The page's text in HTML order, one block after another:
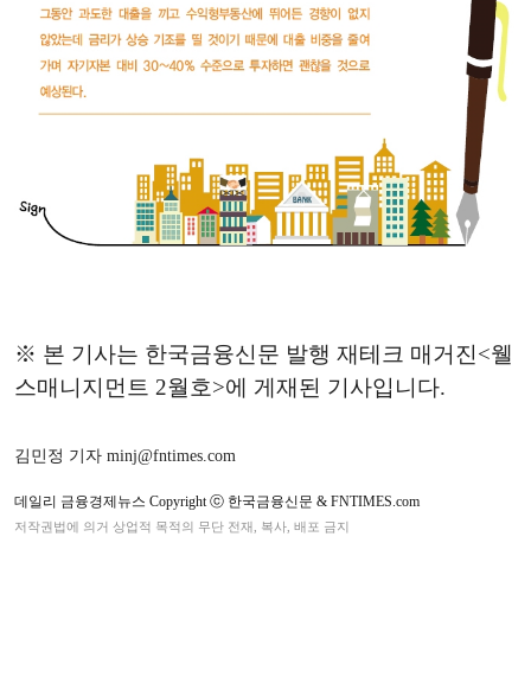
※ 본 기사는 한국금융신문 발행 재테크 매거진<웰
스매니지먼트 2월호>에 게재된 기사입니다.
김민정 기자 minj@fntimes.com
데일리 금융경제뉴스 Copyright ⓒ 한국금융신문 & FNTIMES.com
저작권법에 의거 상업적 목적의 무단 전재, 복사, 배포 금지